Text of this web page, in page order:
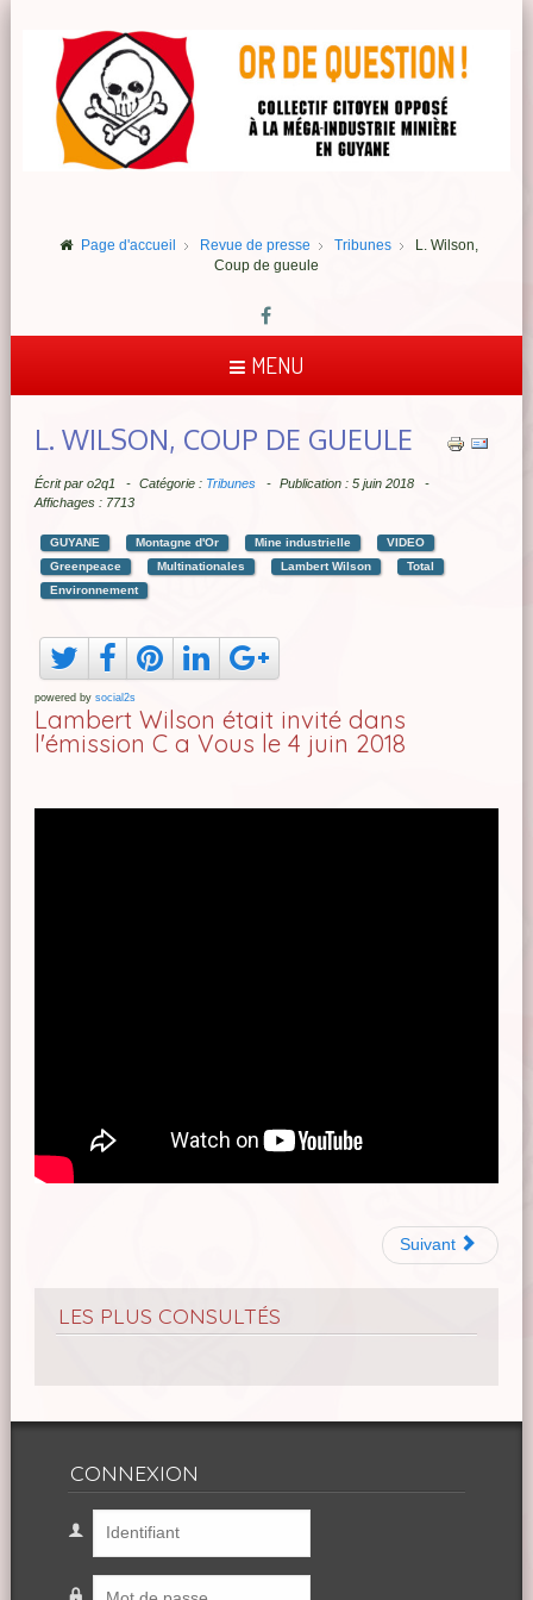
Page d'accueil Revue de presse Tribunes
L. Wilson,
Coup de gueule
MENU
L. WILSON, COUP DE GUEULE
Écrit par o2q1 Catégorie : Tribunes
Publication : 5 juin 2018
Affichages : 7713
GUYANE Montagne d'Or Mine industrielle
VIDEO
Greenpeace
Multinationales Lambert Wilson
Total
Environnement
powered by social2s
Lambert Wilson était invité dans
l'émission C a Vous le 4 juin 2018
Suivant
LES PLUS CONSULTÉS
CONNEXION